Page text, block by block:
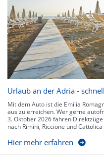
Urlaub an der Adria -
Mit dem Auto ist die Emilia
aus zu erreichen. Wer gerne
3. Oktober 2026 fahren
nach Rimini, Riccione und
Hier mehr erfahren